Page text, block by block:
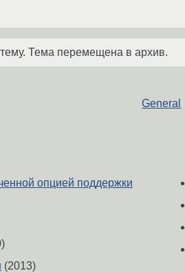
Тема перемещена в архив.
General
опцией поддержки
(2013)